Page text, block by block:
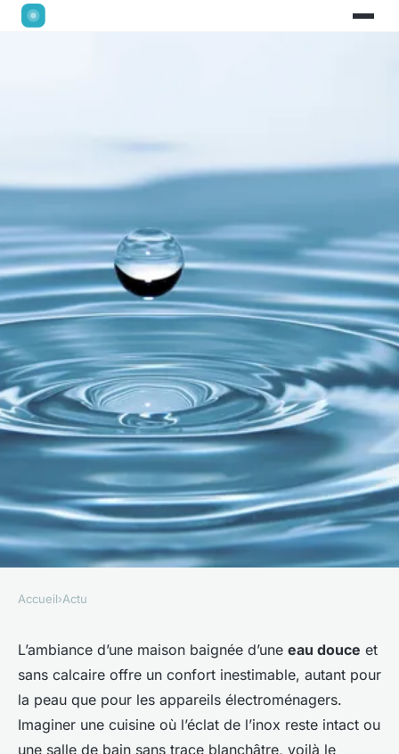
Prix adoucisseur d'eau :
comprendre, comparer et
optimiser votre budget
Accueil›Actu
L’ambiance d’une maison baignée d’une eau douce et
sans calcaire offre un confort inestimable, autant pour
la peau que pour les appareils électroménagers.
Imaginer une cuisine où l’éclat de l’inox reste intact ou
une salle de bain sans trace blanchâtre, voilà le